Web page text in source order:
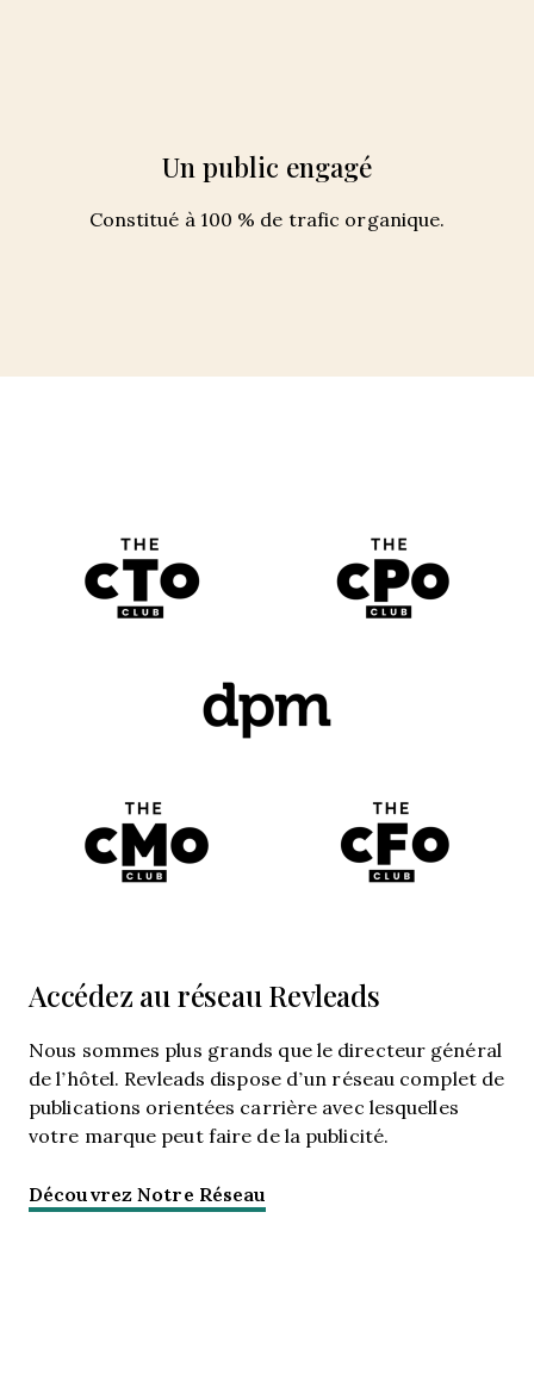
Un public engagé
Constitué à 100 % de trafic organique.
Accédez au réseau Revleads
Nous sommes plus grands quele directeur général
de l’hôtel. Revleads dispose d’un réseau complet de
publications orientées carrière avec lesquelles
votre marque peut faire de la publicité.
Découvrez Notre Réseau